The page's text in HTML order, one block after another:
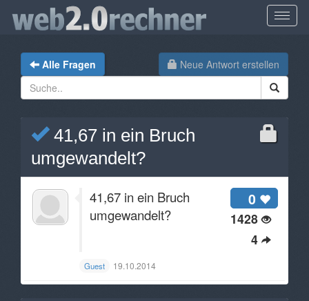
Neue Antwort erstellen
Alle Fragen
41,67 in ein Bruch
umgewandelt?
0
1428
4
41,67 in ein Bruch
umgewandelt?
Guest 19.10.2014